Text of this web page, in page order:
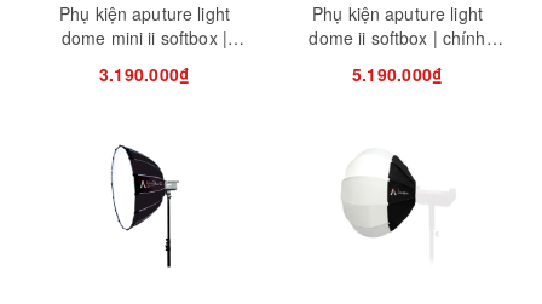
Phụ kiện aputure light
dome mini ii softbox |
chính hãng ( full vat )
3.190.000₫
Phụ kiện aputure light
dome ii softbox | chính
hãng ( full vat )
5.190.000₫